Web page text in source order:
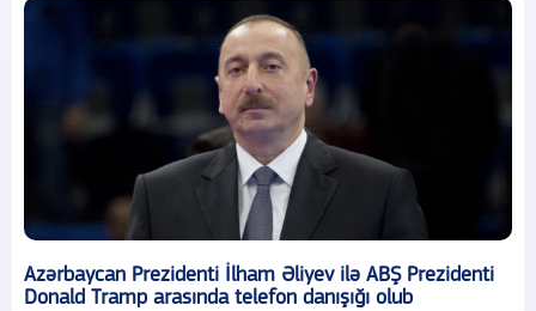
Azərbaycan Prezidenti İlham Əliyev ilə ABŞ Prezidenti
Donald Tramp arasında telefon danışığı olub